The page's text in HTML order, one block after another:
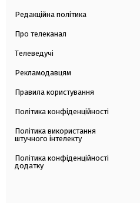
Редакційна політика
Про телеканал
Телеведучі
Рекламодавцям
Правила користування
Політика конфіденційності
Політика використання
штучного інтелекту
Політика конфіденційності
додатку